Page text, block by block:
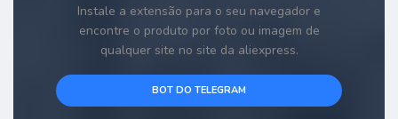
Instale a extensão para o seu navegador e
encontre o produto por foto ou imagem de
qualquer site no site da aliexpress.
BOT DO TELEGRAM